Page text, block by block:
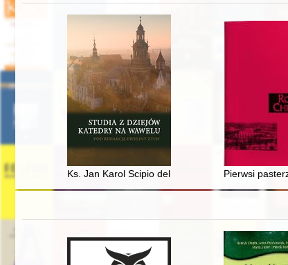
Ks. Jan Karol Scipio del Campo : 56 lat dla katedry
Pierwsi